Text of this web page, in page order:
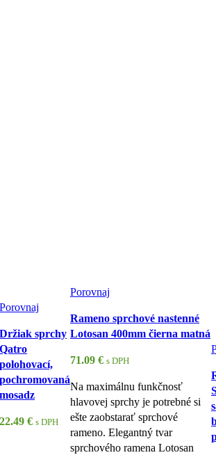
Porovnaj
Držiak sprchy
Qatro
polohovací,
pochromovaná
mosadz
22.49 € s DPH
Porovnaj
Rameno sprchové nastenné
Lotosan 400mm čierna matná
71.09 € s DPH
Na maximálnu funkčnosť
hlavovej sprchy je potrebné si
ešte zaobstarať sprchové
rameno. Elegantný tvar
sprchového ramena Lotosan